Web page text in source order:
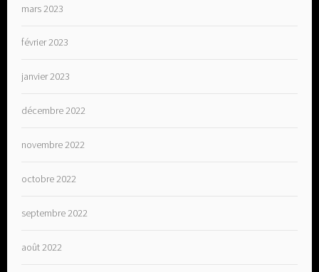
mars 2023
février 2023
janvier 2023
décembre 2022
novembre 2022
octobre 2022
septembre 2022
août 2022